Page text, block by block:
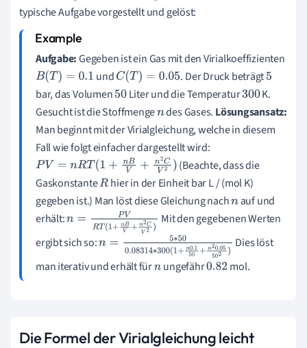
typische Aufgabe vorgestellt und gelöst:
Aufgabe:Gegeben ist ein Gas mit den Virialkoeffizienten
B(T)=0.1 undC(T)=0.05 . Der Druck beträgt5
bar, das Volumen50Liter und die Temperatur300K.
Gesucht ist die Stoffmengendes Gases. Lösungsansatz:
Man beginnt mit der Virialgleichung, welche in diesem
Fall wie folgt einfacher dargestellt wird:
PV=nRT(1+nBV+ n2 CV2)
(Beachte, dass die
GaskonstanteR hier in der Einheit bar L / (mol K)
gegeben ist.) Man löst diese Gleichung nachnauf und
erhält:n=PV RT(1+nBV+n2C
V2)
Mit den gegebenen Werten
ergibt sich so:n=5∗500.08314∗300(1+n0.15
0+n20.05502)
Dies löst
man iterativ und erhält fürn ungefähr0.82 mol.
Die Formel der Virialgleichung leicht